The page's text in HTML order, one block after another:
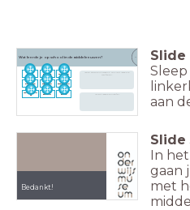
Wat leerde je op school in de middeleeuwen? 4
<span style="font-weight: 700">Dit leerde je
wel</span>
<b>Dit leerde je niet</b>
engels rekenen
zwemmen
schrijven
biologie
geschieden
is
zingen frans
Slide
aan
Bedankt!
Slide
In
gaan
met